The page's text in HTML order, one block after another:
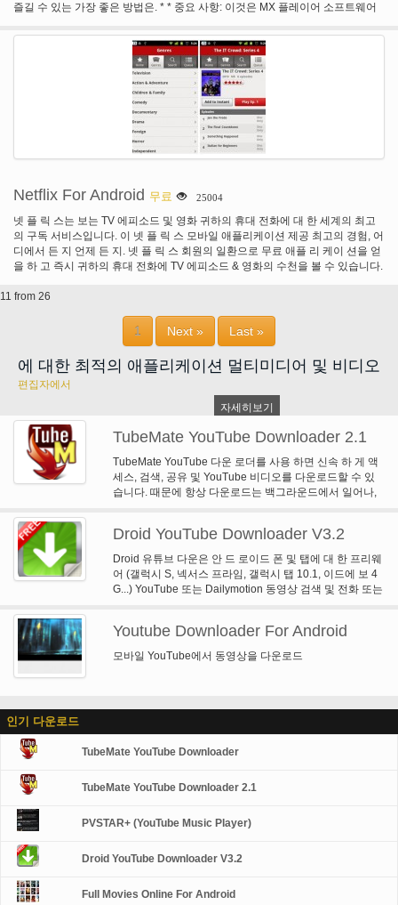
즐길 수 있는 가장 좋은 방법은. * * 중요 사항: 이것은 MX 플레이어 소프트웨어
트 하 고 필요한 경우 자동으로 코덱 일치 하는 최고를 보여. MX 플레이어 당신
이 그렇게 하도록 요청 하지 않으면 코덱을 설치할 필요가 없습니다.
Netflix For Android 무료 25004
넷 플 릭 스는 보는 TV 에피소드 및 영화 귀하의 휴대 전화에 대 한 세계의 최고
의 구독 서비스입니다. 이 넷 플 릭 스 모바일 애플리케이션 제공 최고의 경험, 어
디에서 든 지 언제 든 지. 넷 플 릭 스 회원의 일환으로 무료 애플 리 케이 션을 얻
을 하 고 즉시 귀하의 휴대 전화에 TV 에피소드 & 영화의 수천을 볼 수 있습니다.
무료 평가판 귀하의 휴대 전화에서 바로 즐기는 시작.
11 from 26
1 Next » Last »
에 대한 최적의 애플리케이션 멀티미디어 및 비디오
편집자에서
자세히보기
TubeMate YouTube Downloader 2.1
TubeMate YouTube 다운 로더를 사용 하면 신속 하 게 액
세스, 검색, 공유 및 YouTube 비디오를 다운로드할 수 있
습니다. 때문에 항상 다운로드는 백그라운드에서 일어나,
Droid YouTube Downloader V3.2
Droid 유튜브 다운은 안 드 로이드 폰 및 탭에 대 한 프리웨
어 (갤럭시 S, 넥서스 프라임, 갤럭시 탭 10.1, 이드에 보 4
G...) YouTube 또는 Dailymotion 동영상 검색 및 전화 또는
니다. 그것은 사용 하기 매우 간단 다운로드 빠릅니다. 그것
을 시도, 그것은 당신을 자유롭게가지고 APK 설치를
AppManager (시장에서 사용 가능)를 사용할 수 있습니다.
Youtube Downloader For Android
모바일 YouTube에서 동영상을 다운로드
인기 다운로드
TubeMate YouTube Downloader
TubeMate YouTube Downloader 2.1
PVSTAR+ (YouTube Music Player)
Droid YouTube Downloader V3.2
Full Movies Online For Android